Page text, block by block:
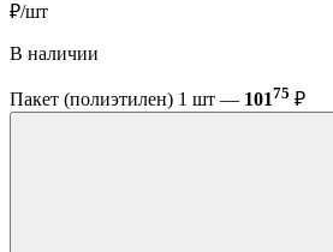
₽/шт
В наличии
Пакет (полиэтилен) 1 шт — 10175 ₽